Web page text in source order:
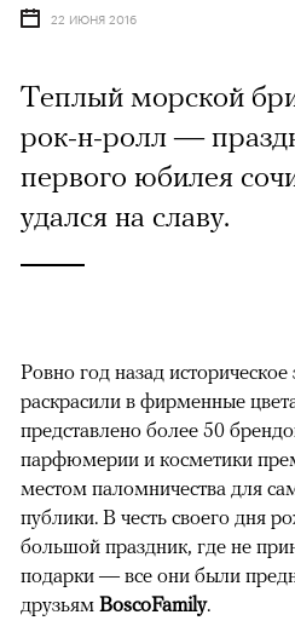
22 ИЮНЯ 2016
Теплый морской
рок-н-ролл —
первого юбилея
удался на славу.
Ровно год назад
раскрасили в фирменные
представлено более 50
парфюмерии и косметики
местом паломничества для
публики. В честь своего дня
большой праздник, где не
подарки — все они были
друзьям BoscoFamily.